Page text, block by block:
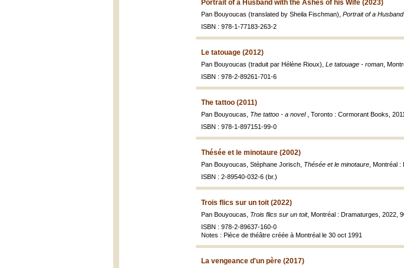
Portrait of a Husband with the Ashes of his Wife (2023)
Pan Bouyoucas (translated by Sheila Fischman), Portrait of a
ISBN : 978-1-77183-263-2
Le tatouage (2012)
Pan Bouyoucas (traduit par Hélène Rioux), Le tatouage - roman ,
ISBN : 978-2-89261-701-6
The tattoo (2011)
Pan Bouyoucas, The tattoo - a novel
, Toronto : Cormorant Books,
ISBN : 978-1-897151-99-0
Thésée et le minotaure (2002)
Pan Bouyoucas, Stéphane Jorisch, Thésée et le minotaure , Montréal
ISBN : 2-89540-032-6 (br.)
Trois flics sur un toit (2022)
Pan Bouyoucas, Trois flics sur un toit, Montréal : Dramaturges, 2022,
ISBN : 978-2-89637-160-0
Notes : Pièce de théâtre créée à Montréal le 30 oct 1991
La vengeance d'un père (2017)